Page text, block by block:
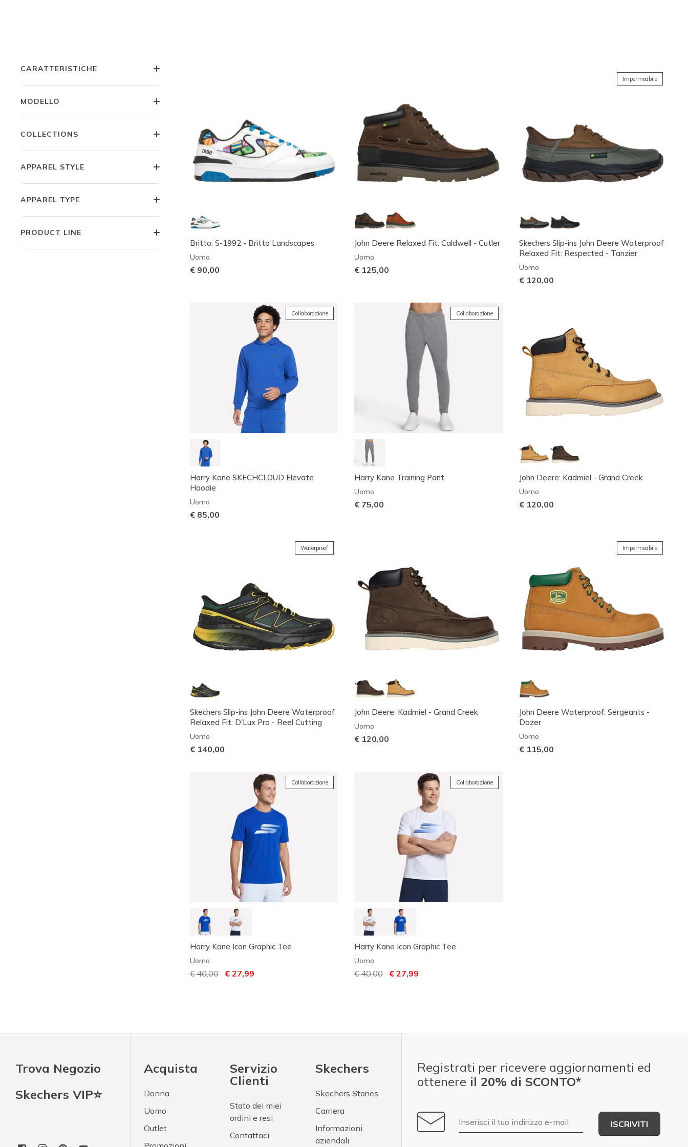
CARATTERISTICHE
MODELLO
COLLECTIONS
APPAREL STYLE
APPAREL TYPE
PRODUCT LINE
Britto: S-1992 - Britto Landscapes
Uomo
€ 90,00
John Deere Relaxed Fit: Caldwell - Cutler
Uomo
€ 125,00
Impermeabile
Skechers Slip-ins John Deere Waterproof
Relaxed Fit: Respected - Tanzier
Uomo
€ 120,00
Collaborazione
Harry Kane SKECHCLOUD Elevate
Hoodie
Uomo
€ 85,00
Collaborazione
Harry Kane Training Pant
Uomo
€ 75,00
John Deere: Kadmiel - Grand Creek
Uomo
€ 120,00
Waterproof
Skechers Slip-ins John Deere Waterproof
Relaxed Fit: D'Lux Pro - Reel Cutting
Uomo
€ 140,00
John Deere: Kadmiel - Grand Creek
Uomo
€ 120,00
Impermeabile
John Deere Waterproof: Sergeants -
Dozer
Uomo
€ 115,00
Collaborazione
Harry Kane Icon Graphic Tee
Uomo
Prezzo ridotto da
€ 40,00 per
€ 27,99
Collaborazione
Harry Kane Icon Graphic Tee
Uomo
Prezzo ridotto da
€ 40,00per€ 27,99
Trova Negozio
Skechers VIP⭐
Acquista
Donna
Uomo
Outlet
Servizio
Clienti
Stato dei miei
ordini e resi
Contattaci
Skechers
Skechers Stories
Carriera
Informazioni
aziendali
Registrati per ricevere aggiornamenti ed
ottenere il 20% di SCONTO*
E-mail
ISCRIVITI